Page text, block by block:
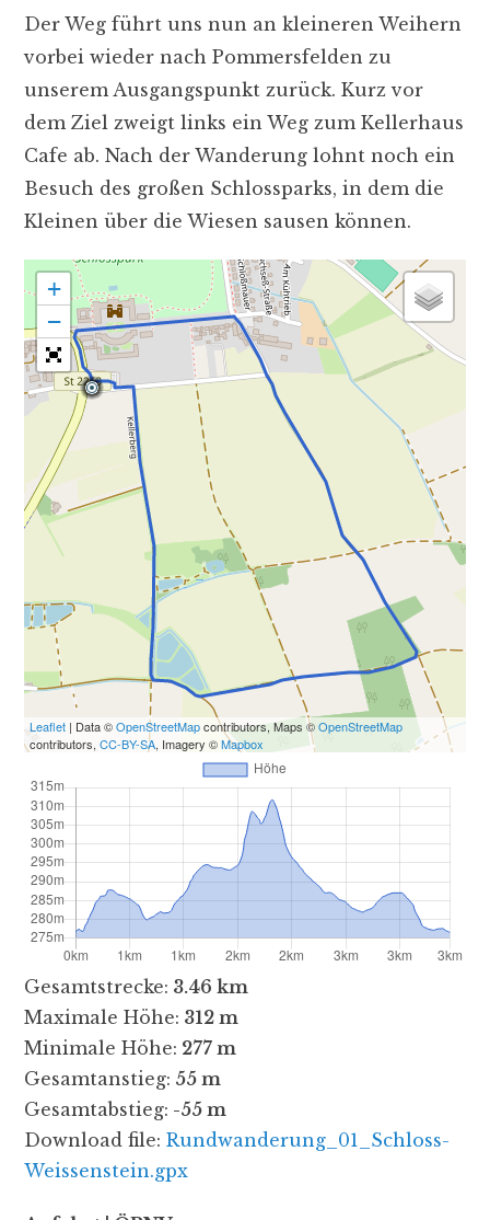
Der Weg führt uns nun an kleineren Weihern
vorbei wieder nach Pommersfelden zu
unserem Ausgangspunkt zurück. Kurz vor
dem Ziel zweigt links ein Weg zum Kellerhaus
Cafe ab. Nach der Wanderung lohnt noch ein
Besuch des großen Schlossparks, in dem die
Kleinen über die Wiesen sausen können.
+
−
Leaflet| Data ©OpenStreetMapcontributors, Maps ©OpenStreetMap
contributors, CC-BY-SA, Imagery ©Mapbox
Gesamtstrecke: 3.46 km
Maximale Höhe: 312 m
Minimale Höhe: 277 m
Gesamtanstieg: 55 m
Gesamtabstieg: -55 m
Download file: Rundwanderung_01_Schloss-
Weissenstein.gpx